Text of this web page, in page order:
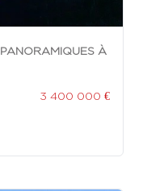
À
3 400 000 €